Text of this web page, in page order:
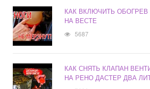
КАК ВКЛЮЧИТЬ ОБОГРЕВ
НА ВЕСТЕ
5687
КАК СНЯТЬ КЛАПАН
НА РЕНО ДАСТЕР ДВА